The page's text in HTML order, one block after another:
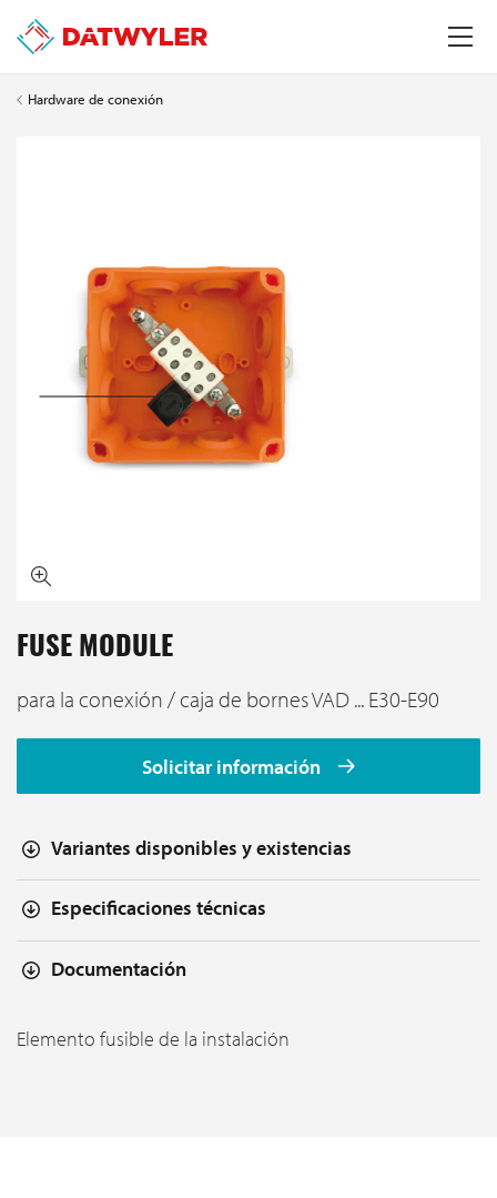
Hardware de conexión
FUSE MODULE
para la conexión / caja de bornes VAD ... E30-E90
Solicitar información
Variantes disponibles y existencias
Especificaciones técnicas
Documentación
Elemento fusible de la instalación